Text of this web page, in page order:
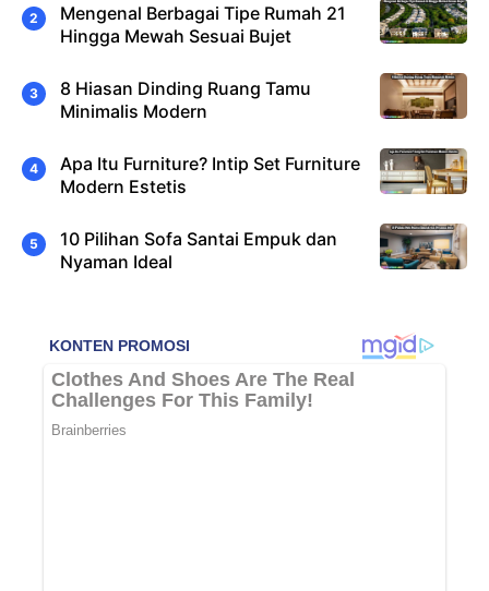
Mengenal Berbagai Tipe Rumah 21
Hingga Mewah Sesuai Bujet
8 Hiasan Dinding Ruang Tamu
Minimalis Modern
Apa Itu Furniture? Intip Set Furniture
Modern Estetis
10 Pilihan Sofa Santai Empuk dan
Nyaman Ideal